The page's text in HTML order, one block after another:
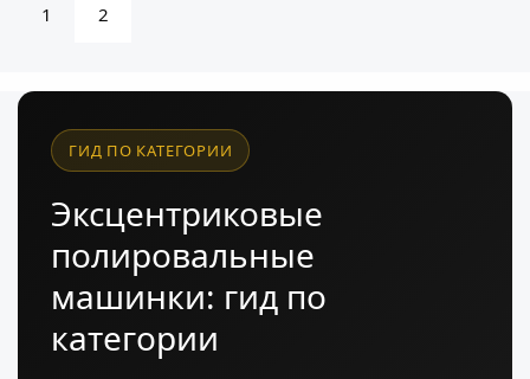
1 2
ГИД ПО КАТЕГОРИИ
Эксцентриковые
полировальные
машинки: гид по
категории